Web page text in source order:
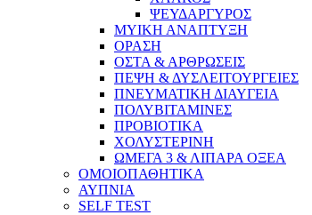
ΨΕΥΔΑΡΓΥΡΟΣ
ΜΥΙΚΗ ΑΝΑΠΤΥΞΗ
ΟΡΑΣΗ
ΟΣΤΑ & ΑΡΘΡΩΣΕΙΣ
ΠΕΨΗ & ΔΥΣΛΕΙΤΟΥΡΓΕΙΕΣ
ΠΝΕΥΜΑΤΙΚΗ ΔΙΑΥΓΕΙΑ
ΠΟΛΥΒΙΤΑΜΙΝΕΣ
ΠΡΟΒΙΟΤΙΚΑ
ΧΟΛΥΣΤΕΡΙΝΗ
ΩΜΕΓΑ 3 & ΛΙΠΑΡΑ ΟΞΕΑ
ΟΜΟΙΟΠΑΘΗΤΙΚΑ
ΑΥΠΝΙΑ
SELF TEST